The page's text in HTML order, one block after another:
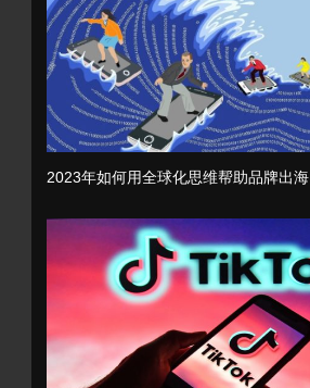
2023年如何用全球化思维帮助品牌出海